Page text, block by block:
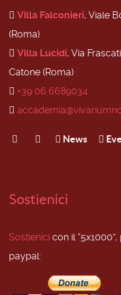
Villa Falconieri, Viale
(Roma)
Villa Lucidi, Via
Catone (Roma)
+39 06 6689034
News
Sostienici
Sostienici con il
paypal: